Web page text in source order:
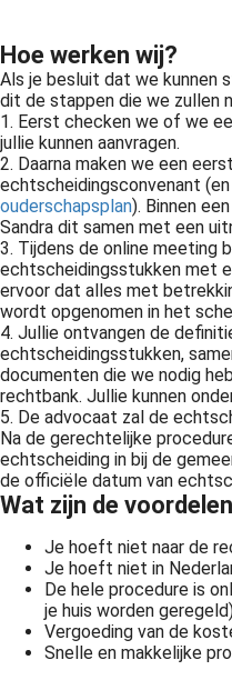
Hoe werken wij?
Als je besluit dat we kunnen
dit de stappen die we zullen
1. Eerst checken we of we
jullie kunnen aanvragen.
2. Daarna maken we een
echtscheidingsconvenant
ouderschapsplan). Binnen
Sandra dit samen met een
3. Tijdens de online meeting
echtscheidingsstukken met
ervoor dat alles met
wordt opgenomen in het
4. Jullie ontvangen de
echtscheidingsstukken,
documenten die we nodig
rechtbank. Jullie kunnen
5. De advocaat zal de
Na de gerechtelijke
echtscheiding in bij de
de officiële datum van
Wat zijn de voordelen
Je hoeft niet naar de
Je hoeft niet in
De hele procedure is
je huis worden
Vergoeding van de
Snelle en makkelijke